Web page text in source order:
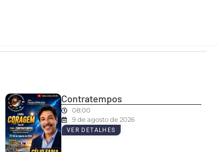
Contratempos
08:00
9 de agosto de 2026
VER DETALHES